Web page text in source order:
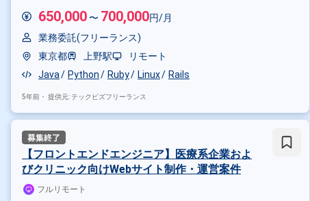
650,000 〜 700,000円/月
業務委託(フリーランス)
東京都
上野駅
リモート
Java
Python Ruby Linux Rails
5年前・ 提供元: テックビズフリーランス
【フロントエンドエンジニア】医療系企業およ
びクリニック向けWebサイト制作・運営案件
フルリモート